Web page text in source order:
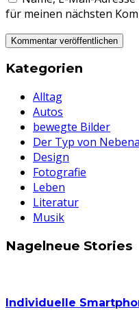
für meinen nächsten
Kategorien
Alltag
Autos
bewegte Bilder
Der Typ von
Design
Fotografie
Leben
Literatur
Musik
Nagelneue Stories
Individuelle